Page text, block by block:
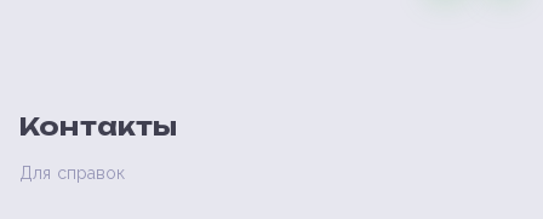
Контакты
Для справок